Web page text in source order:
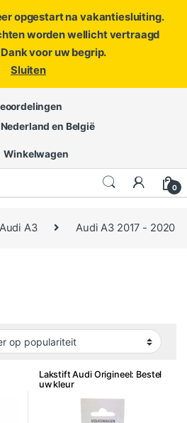
opgestart na vakantiesluiting.
worden wellicht vertraagd
voor uw begrip.
Sluiten
ofopen een ticket
en België
Winkelwagen
0
Audi A3 Audi A3 2017 - 2020
op populariteit
Lakstift Audi Origineel: Bestel
uw kleur